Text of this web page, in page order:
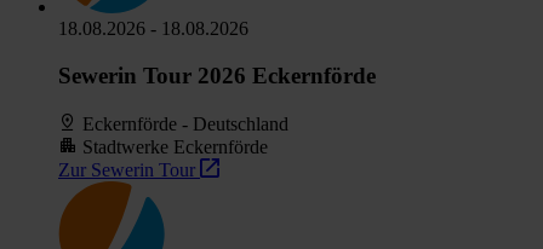
18.08.2026 - 18.08.2026
Sewerin Tour 2026 Eckernförde
Eckernförde - Deutschland
Stadtwerke Eckernförde
Zur Sewerin Tour